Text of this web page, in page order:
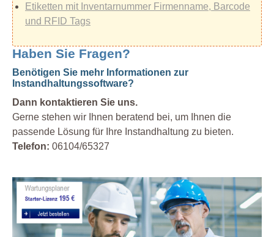
Etiketten mit Inventarnummer Firmenname, Barcode
und RFID Tags
Haben Sie Fragen?
Benötigen Sie mehr Informationen zur
Instandhaltungssoftware?
Dann kontaktieren Sie uns.
Gerne stehen wir Ihnen beratend bei, um Ihnen die
passende Lösung für Ihre Instandhaltung zu bieten.
Telefon: 06104/65327